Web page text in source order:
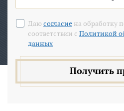
Даю согласиена обработку
соответствии с Политикой
данных
Получить